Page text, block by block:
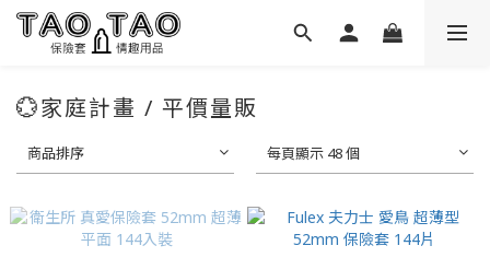
💮家庭計畫 / 平價量販
商品排序 每頁顯示 48 個